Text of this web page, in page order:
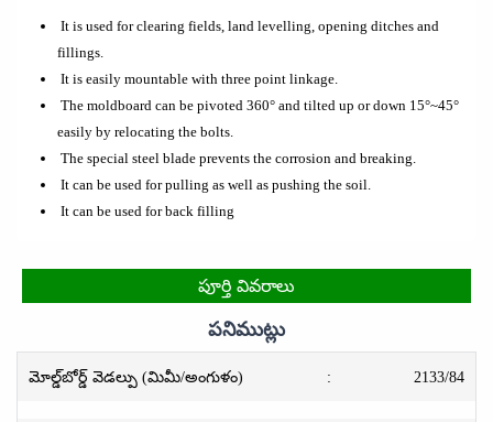
It is used for clearing fields, land levelling, opening ditches and
fillings.
It is easily mountable with three point linkage.
The moldboard can be pivoted 360° and tilted up or down 15°~45°
easily by relocating the bolts.
The special steel blade prevents the corrosion and breaking.
It can be used for pulling as well as pushing the soil.
It can be used for back filling
పూర్తి వివరాలు
పనిముట్లు
మోల్డ్‌బోర్డ్ వెడల్పు (మిమీ/అంగుళం) : 2133/84